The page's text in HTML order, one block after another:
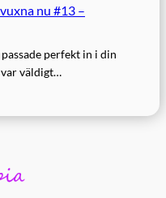
nu #13 –
perfekt in i din
var väldigt…